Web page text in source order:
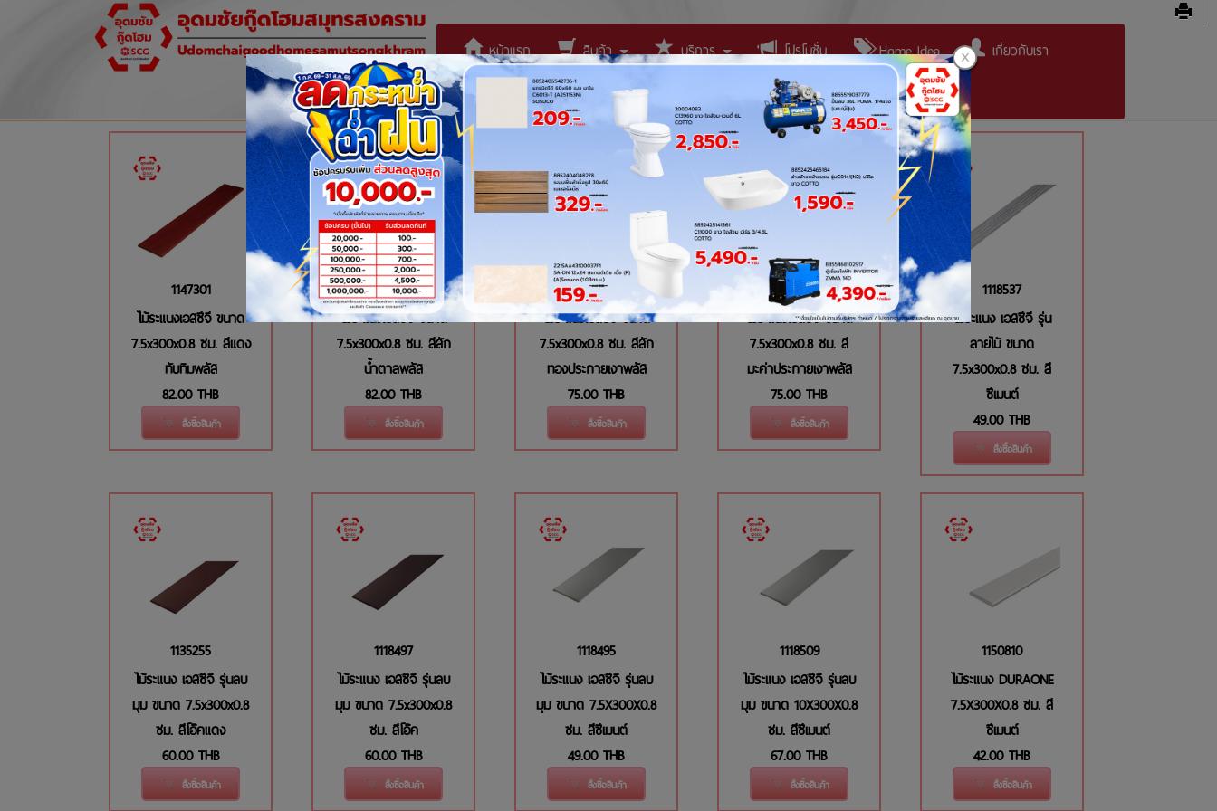
หน้าแรก สินค้า บริการ โปรโมชั่น Home Idea
เกี่ยวกับเรา
ติดต่อเรา
1147301
ไม้ระแนงเอสซีจี ขนาด
7.5x300x0.8 ซม. สีแดง
ทับทิมพลัส
82.00 THB
สั่งซื้อสินค้า
1147302
ไม้ระแนงเอสซีจี ขนาด
7.5x300x0.8 ซม. สีสัก
น้ำตาลพลัส
82.00 THB
สั่งซื้อสินค้า
1134269
ไม้ระแนงเอสซีจี ขนาด
7.5x300x0.8 ซม. สีสัก
ทองประกายเงาพลัส
75.00 THB
สั่งซื้อสินค้า
1134268
ไม้ระแนงเอสซีจี ขนาด
7.5x300x0.8 ซม. สี
มะค่าประกายเงาพลัส
75.00 THB
สั่งซื้อสินค้า
1118537
ไม้ระแนง เอสซีจี รุ่น
ลายไม้ ขนาด
7.5x300x0.8 ซม. สี
ซีเมนต์
49.00 THB
สั่งซื้อสินค้า
1135255
ไม้ระแนง เอสซีจี รุ่นลบ
มุม ขนาด 7.5x300x0.8
ซม. สีโอ๊คแดง
60.00 THB
สั่งซื้อสินค้า
1118497
ไม้ระแนง เอสซีจี รุ่นลบ
มุม ขนาด 7.5x300x0.8
ซม. สีโอ๊ค
60.00 THB
สั่งซื้อสินค้า
1118495
ไม้ระแนง เอสซีจี รุ่นลบ
มุม ขนาด 7.5X300X0.8
ซม. สีซีเมนต์
49.00 THB
สั่งซื้อสินค้า
1118509
ไม้ระแนง เอสซีจี รุ่นลบ
มุม ขนาด 10X300X0.8
ซม. สีซีเมนต์
67.00 THB
สั่งซื้อสินค้า
1150810
ไม้ระแนง DURAONE
7.5X300X0.8 ซม. สี
ซีเมนต์
42.00 THB
สั่งซื้อสินค้า